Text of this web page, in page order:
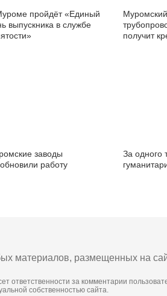
пройдёт «Единый
выпускника в службе
получит
заводы
работу
За одного
материалов, размещенных на
ответственности за комментарии
собственностью сайта.